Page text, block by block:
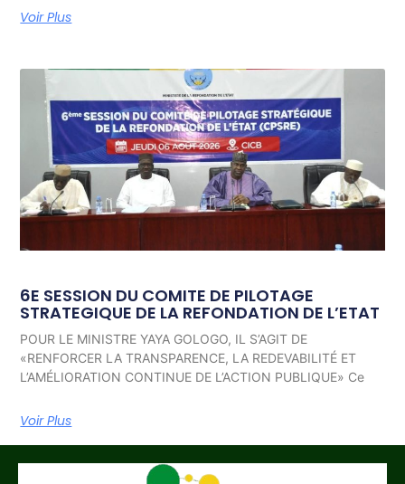
Voir Plus
6E SESSION DU COMITE DE PILOTAGE
STRATEGIQUE DE LA REFONDATION DE L’ETAT
POUR LE MINISTRE YAYA GOLOGO, IL S’AGIT DE
«RENFORCER LA TRANSPARENCE, LA REDEVABILITÉ ET
L’AMÉLIORATION CONTINUE DE L’ACTION PUBLIQUE» Ce
Voir Plus